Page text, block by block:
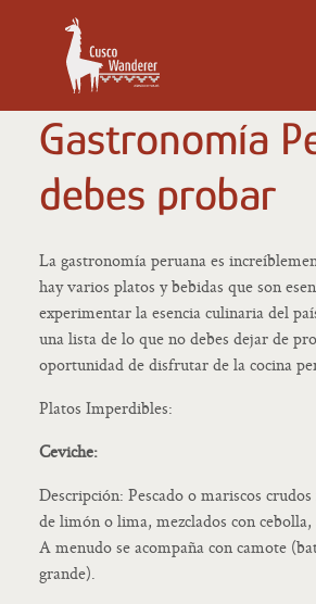
Gastronomía
debes probar
La gastronomía peruana es
hay varios platos y bebidas que son
experimentar la esencia culinaria del
una lista de lo que no debes dejar de
oportunidad de disfrutar de la cocina
Platos Imperdibles:
Ceviche:
Descripción: Pescado o mariscos
de limón o lima, mezclados con
A menudo se acompaña con camote
grande).